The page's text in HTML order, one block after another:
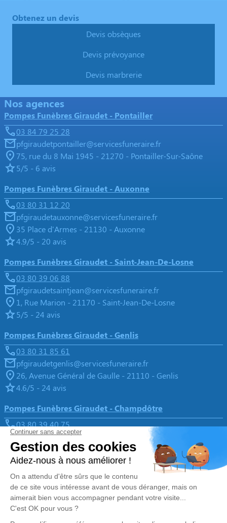
Obtenez un devis
Devis obsèques
Devis prévoyance
Devis marbrerie
Nos agences
Pompes Funèbres Giraudet - Pontailler
03 84 79 25 28
pfgiraudetpontailler@servicesfuneraire.fr
75, rue du 8 Mai 1945 - 21270 - Pontailler-Sur-Saône
5/5 - 6 avis
Pompes Funèbres Giraudet - Auxonne
03 80 31 12 20
pfgiraudetauxonne@servicesfuneraire.fr
35 Place d'Armes - 21130 - Auxonne
4.9/5 - 20 avis
Pompes Funèbres Giraudet - Saint-Jean-De-Losne
03 80 39 06 88
pfgiraudetsaintjean@servicesfuneraire.fr
1, Rue Marion - 21170 - Saint-Jean-De-Losne
5/5 - 24 avis
Pompes Funèbres Giraudet - Genlis
03 80 31 85 61
pfgiraudetgenlis@servicesfuneraire.fr
26, Avenue Général de Gaulle - 21110 - Genlis
4.6/5 - 24 avis
Pompes Funèbres Giraudet - Champdôtre
03 80 39 40 75
pfgiraudet@servicesfuneraire.fr
24, Rue d'Avau - 21130 - Champdôtre
5/5 - 2 avis
Nos Services
Organiser des obsèques
Monuments funéraires
Services aux familles
Liens utiles
Avis de décès
Demande de rendez-vous en